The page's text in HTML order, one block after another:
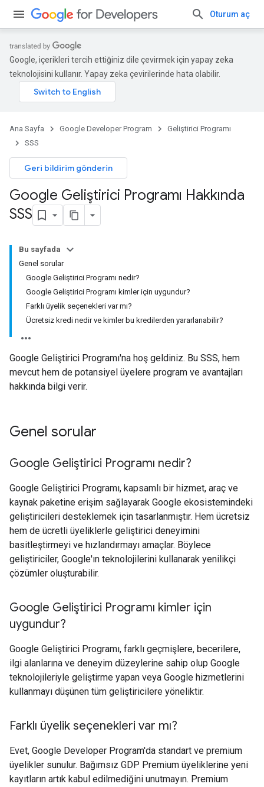
Oturum aç
Google, içerikleri tercih ettiğiniz dile çevirmek için yapay zeka
teknolojisini kullanır. Yapay zeka çevirilerinde hata olabilir.
Ana Sayfa Google Developer Program
Geliştirici Programı
SSS
Geri bildirim gönderin
Google Geliştirici Programı Hakkında
SSS
Bu sayfada
Genel sorular
Google Geliştirici Programı nedir?
Google Geliştirici Programı kimler için uygundur?
Farklı üyelik seçenekleri var mı?
Ücretsiz kredi nedir ve kimler bu kredilerden yararlanabilir?
Google Geliştirici Programı'na hoş geldiniz. Bu SSS, hem
mevcut hem de potansiyel üyelere program ve avantajları
hakkında bilgi verir.
Genel sorular
Google Geliştirici Programı nedir?
Google Geliştirici Programı, kapsamlı bir hizmet, araç ve
kaynak paketine erişim sağlayarak Google ekosistemindeki
geliştiricileri desteklemek için tasarlanmıştır. Hem ücretsiz
hem de ücretli üyeliklerle geliştirici deneyimini
basitleştirmeyi ve hızlandırmayı amaçlar. Böylece
geliştiriciler, Google'ın teknolojilerini kullanarak yenilikçi
çözümler oluşturabilir.
Google Geliştirici Programı kimler için
uygundur?
Google Geliştirici Programı, farklı geçmişlere, becerilere,
ilgi alanlarına ve deneyim düzeylerine sahip olup Google
teknolojileriyle geliştirme yapan veya Google hizmetlerini
kullanmayı düşünen tüm geliştiricilere yöneliktir.
Farklı üyelik seçenekleri var mı?
Evet, Google Developer Program'da standart ve premium
üyelikler sunulur. Bağımsız GDP Premium üyeliklerine yeni
kayıtların artık kabul edilmediğini unutmayın. Premium